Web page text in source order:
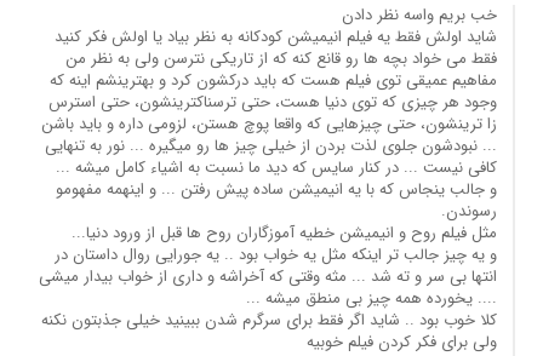
خب بریم واسه نظر دادن
شاید اولش فقط یه فیلم انیمیشن کودکانه به نظر بیاد یا اولش فکر کنید
فقط می خواد بچه ها رو قانع کنه که از تاریکی نترسن ولی به نظر من
مفاهیم عمیقی توی فیلم هست که باید درکشون کرد و بهترینشم اینه که
وجود هر چیزی که توی دنیا هست، حتی ترسناکترینشون، حتی استرس
زا ترینشون، حتی چیزهایی که واقعا پوچ هستن، لزومی داره و باید باشن
... نبودشون جلوی لذت بردن از خیلی چیز ها رو میگیره ... نور به تنهایی
کافی نیست ... در کنار سایس که دید ما نسبت به اشیاء کامل میشه ...
و جالب ینجاس که با یه انیمیشن ساده پیش رفتن ... و اینهمه مفهومو
رسوندن.
مثل فیلم روح و انیمیشن خطیه آموزگاران روح ها قبل از ورود دنیا...
و یه چیز جالب تر اینکه مثل یه خواب بود .. یه جورایی روال داستان در
انتها بی سر و ته شد ... مثه وقتی که آخراشه و داری از خواب بیدار میشی
.... یخورده همه چیز بی منطق میشه ...
کلا خوب بود .. شاید اگر فقط برای سرگرم شدن ببینید خیلی جذبتون نکنه
ولی برای فکر کردن فیلم خوبیه